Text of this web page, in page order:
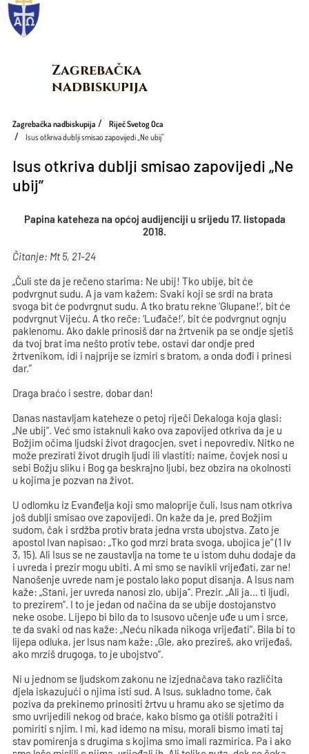
Zagrebačka
nadbiskupija
Zagrebačka nadbiskupija
Riječ Svetog Oca
Isus otkriva dublji smisao zapovijedi „Ne ubij”
Isus otkriva dublji smisao zapovijedi „Ne
ubij”
Papina kateheza na općoj audijenciji u srijedu 17. listopada
2018.
Čitanje: Mt 5, 21-24
„Čuli ste da je rečeno starima: Ne ubij! Tko ubije, bit će
podvrgnut sudu. A ja vam kažem: Svaki koji se srdi na brata
svoga bit će podvrgnut sudu. A tko bratu rekne ‘Glupane!’, bit će
podvrgnut Vijeću. A tko reče: ‘Luđače!’, bit će podvrgnut ognju
paklenomu. Ako dakle prinosiš dar na žrtvenik pa se ondje sjetiš
da tvoj brat ima nešto protiv tebe, ostavi dar ondje pred
žrtvenikom, idi i najprije se izmiri s bratom, a onda dođi i prinesi
dar.”
Draga braćo i sestre, dobar dan!
Danas nastavljam kateheze o petoj riječi Dekaloga koja glasi:
„Ne ubij“. Već smo istaknuli kako ova zapovijed otkriva da je u
Božjim očima ljudski život dragocjen, svet i nepovrediv. Nitko ne
može prezirati život drugih ljudi ili vlastiti; naime, čovjek nosi u
sebi Božju sliku i Bog ga beskrajno ljubi, bez obzira na okolnosti
u kojima je pozvan na život.
U odlomku iz Evanđelja koji smo maloprije čuli, Isus nam otkriva
još dublji smisao ove zapovijedi. On kaže da je, pred Božjim
sudom, čak i srdžba protiv brata jedna vrsta ubojstva. Zato je
apostol Ivan napisao: „Tko god mrzi brata svoga, ubojica je“ (1 Iv
3, 15). Ali Isus se ne zaustavlja na tome te u istom duhu dodaje da
i uvreda i prezir mogu ubiti. A mi smo se navikli vrijeđati, zar ne!
Nanošenje uvrede nam je postalo lako poput disanja. A Isus nam
kaže: „Stani, jer uvreda nanosi zlo, ubija“. Prezir. „Ali ja… ti ljudi,
to prezirem“. I to je jedan od načina da se ubije dostojanstvo
neke osobe. Lijepo bi bilo da to Isusovo učenje uđe u um i srce,
te da svaki od nas kaže: „Neću nikada nikoga vrijeđati“. Bila bi to
lijepa odluka, jer Isus nam kaže: „Gle, ako prezireš, ako vrijeđaš,
ako mrziš drugoga, to je ubojstvo“.
Ni u jednom se ljudskom zakonu ne izjednačava tako različita
djela iskazujući o njima isti sud. A Isus, sukladno tome, čak
poziva da prekinemo prinositi žrtvu u hramu ako se sjetimo da
smo uvrijedili nekog od braće, kako bismo ga otišli potražiti i
pomiriti s njim. I mi, kad idemo na misu, morali bismo imati taj
stav pomirenja s drugima s kojima smo imali razmirica. Pa i ako